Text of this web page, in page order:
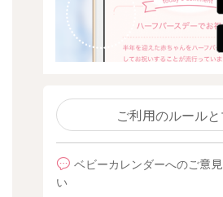
ご利用のルール
ベビーカレンダーへのご意
い